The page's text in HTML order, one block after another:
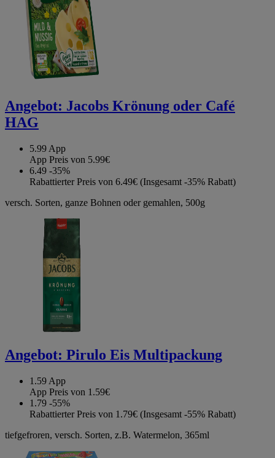
Angebot: Jacobs Krönung oder Café
HAG
5.99 App
App Preis von 5.99€
6.49 -35%
Rabattierter Preis von 6.49€ (Insgesamt -35% Rabatt)
versch. Sorten, ganze Bohnen oder gemahlen, 500g
Angebot: Pirulo Eis Multipackung
1.59 App
App Preis von 1.59€
1.79 -55%
Rabattierter Preis von 1.79€ (Insgesamt -55% Rabatt)
tiefgefroren, versch. Sorten, z.B. Watermelon, 365ml